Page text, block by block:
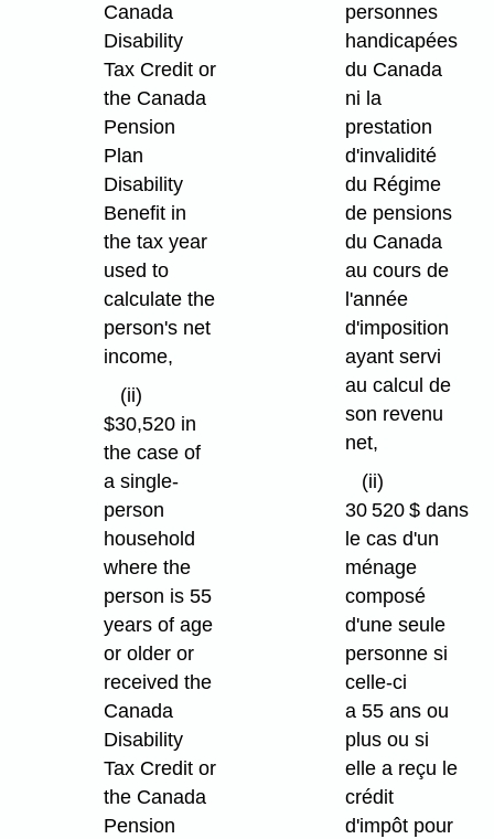
Canada
Disability
Tax Credit or
the Canada
Pension
Plan
Disability
Benefit in
the tax year
used to
calculate the
person's net
income,
(ii)
$30,520 in
the case of
a single-
person
household
where the
person is 55
years of age
or older or
received the
Canada
Disability
Tax Credit or
the Canada
Pension
personnes
handicapées
du Canada
ni la
prestation
d'invalidité
du Régime
de pensions
du Canada
au cours de
l'année
d'imposition
ayant servi
au calcul de
son revenu
net,
(ii)
30 520 $ dans
le cas d'un
ménage
composé
d'une seule
personne si
celle-ci
a 55 ans ou
plus ou si
elle a reçu le
crédit
d'impôt pour